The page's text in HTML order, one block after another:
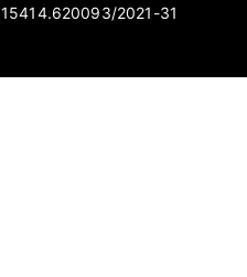
15414.620093/2021-31